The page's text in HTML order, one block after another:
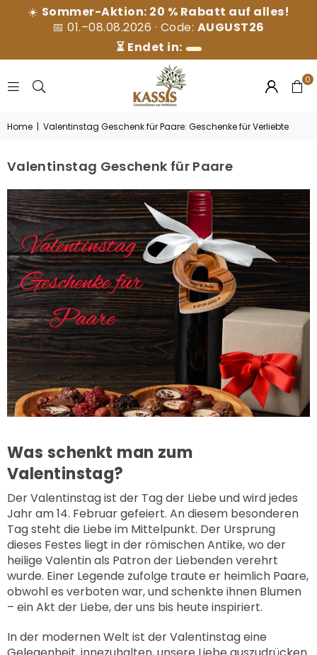
☀️ Sommer-Aktion: 20 % Rabatt auf alles!
📅 01.–08.08.2026 · Code: AUGUST26
⏳ Endet in:
KASSIS
GESCHENKARTIKEL
0
Home | Valentinstag Geschenk für Paare: Geschenke für Verliebte
Valentinstag Geschenk für Paare
Was schenkt man zum
Valentinstag?
Der Valentinstag ist der Tag der Liebe und wird jedes
Jahr am 14. Februar gefeiert. An diesem besonderen
Tag steht die Liebe im Mittelpunkt. Der Ursprung
dieses Festes liegt in der römischen Antike, wo der
heilige Valentin als Patron der Liebenden verehrt
wurde. Einer Legende zufolge traute er heimlich Paare,
obwohl es verboten war, und schenkte ihnen Blumen
– ein Akt der Liebe, der uns bis heute inspiriert.
In der modernen Welt ist der Valentinstag eine